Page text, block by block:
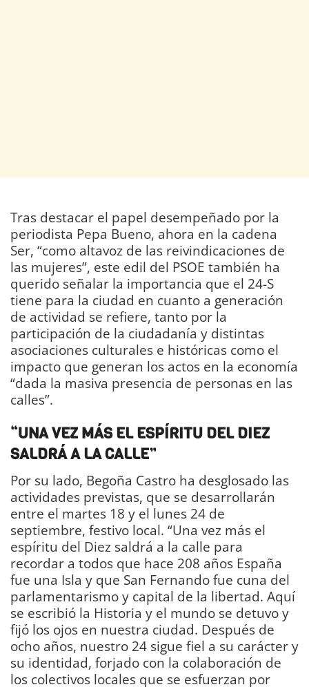
Tras destacar el papel desempeñado por la
periodista Pepa Bueno, ahora en la cadena
Ser, “como altavoz de las reivindicaciones de
las mujeres”, este edil del PSOE también ha
querido señalar la importancia que el 24-S
tiene para la ciudad en cuanto a generación
de actividad se refiere, tanto por la
participación de la ciudadanía y distintas
asociaciones culturales e históricas como el
impacto que generan los actos en la economía
“dada la masiva presencia de personas en las
calles”.
“UNA VEZ MÁS EL ESPÍRITU DEL DIEZ
SALDRÁ A LA CALLE”
Por su lado, Begoña Castro ha desglosado las
actividades previstas, que se desarrollarán
entre el martes 18 y el lunes 24 de
septiembre, festivo local. “Una vez más el
espíritu del Diez saldrá a la calle para
recordar a todos que hace 208 años España
fue una Isla y que San Fernando fue cuna del
parlamentarismo y capital de la libertad. Aquí
se escribió la Historia y el mundo se detuvo y
fijó los ojos en nuestra ciudad. Después de
ocho años, nuestro 24 sigue fiel a su carácter y
su identidad, forjado con la colaboración de
los colectivos locales que se esfuerzan por